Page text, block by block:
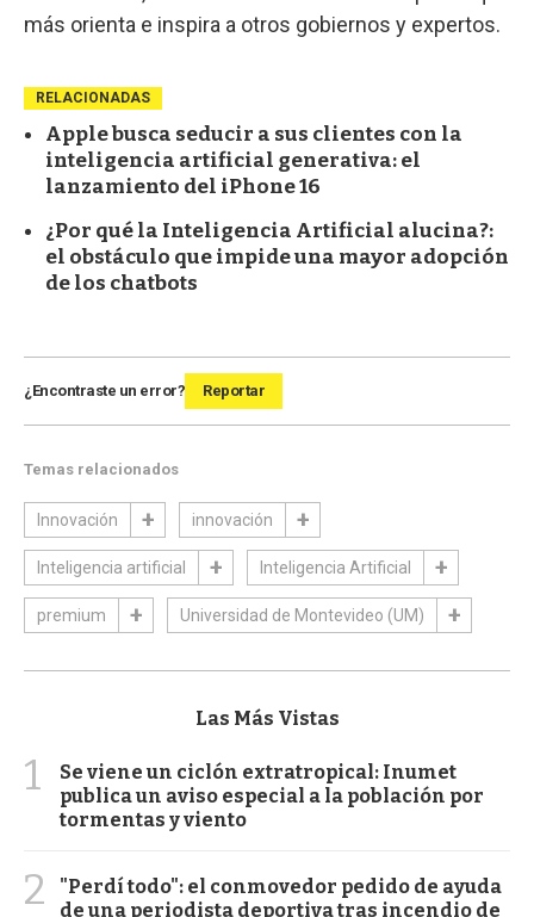
más orienta e inspira a otros gobiernos y expertos.
RELACIONADAS
Apple busca seducir a sus clientes con la
inteligencia artificial generativa: el
lanzamiento del iPhone 16
¿Por qué la Inteligencia Artificial alucina?:
el obstáculo que impide una mayor adopción
de los chatbots
¿Encontraste un error? Reportar
Temas relacionados
Innovación innovación
Inteligencia artificial Inteligencia Artificial
premium Universidad de Montevideo (UM)
Las Más Vistas
1
Se viene un ciclón extratropical: Inumet
publica un aviso especial a la población por
tormentas y viento
2
"Perdí todo": el conmovedor pedido de ayuda
de una periodista deportiva tras incendio de